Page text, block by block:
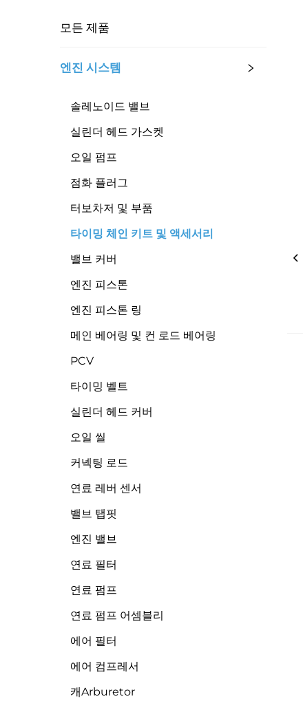
모든 제품
엔진 시스템
솔레노이드 밸브
실린더 헤드 가스켓
오일 펌프
점화 플러그
터보차저 및 부품
타이밍 체인 키트 및 액세서리
밸브 커버
엔진 피스톤
엔진 피스톤 링
메인 베어링 및 컨 로드 베어링
PCV
타이밍 벨트
실린더 헤드 커버
오일 씰
커넥팅 로드
연료 레버 센서
밸브 탭핏
엔진 밸브
연료 필터
연료 펌프
연료 펌프 어셈블리
에어 필터
에어 컴프레서
캐arburetor